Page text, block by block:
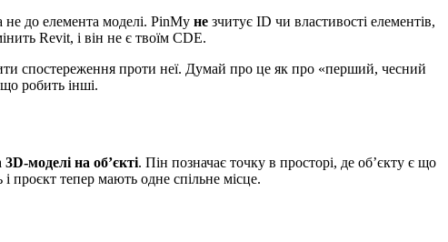
не до елемента моделі. PinMy не зчитує ID чи властивості елементів,
Revit, і він не є твоїм CDE.
спостереження проти неї. Думай про це як про «перший, чесний
робить інші.
3D-моделі на об’єкті. Пін позначає точку в просторі, де об’єкту є що
і проєкт тепер мають одне спільне місце.